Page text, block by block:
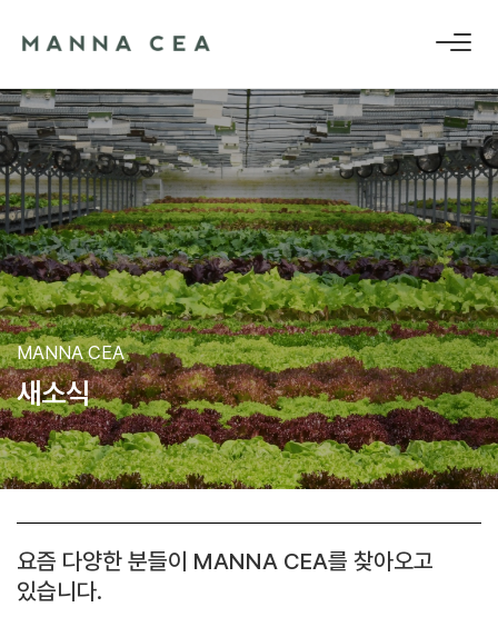
MANNA CEA
새소식
요즘 다양한 분들이 MANNA CEA를 찾아오고
있습니다.